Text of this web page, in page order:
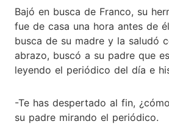
Bajó en busca de Franco, su
fue de casa una hora antes de
busca de su madre y la saludó
abrazo, buscó a su padre que
leyendo el periódico del día e
-Te has despertado al fin,
su padre mirando el periódico.